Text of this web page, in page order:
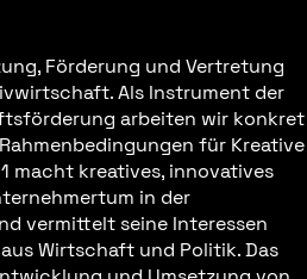
Förderung und Vertretung
Als Instrument der
arbeiten wir konkret
für Kreative
macht kreatives, innovatives
in der
vermittelt seine Interessen
Wirtschaft und Politik. Das